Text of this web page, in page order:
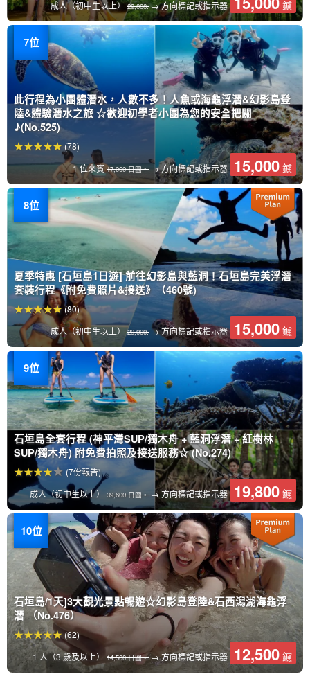
成人（初中生以上）29,000.→ 方向標記或指示器 鑢
此行程為小團體潛水，人數不多！人魚或海龜浮潛&幻影島登
陸&體驗潛水之旅 ☆歡迎初學者小團為您的安全把關
♪(No.525)
1 位來賓17,000 日圓。→ 方向標記或指示器 15,000 鑢
(78)
夏季特惠 [石垣島1日遊] 前往幻影島與藍洞！石垣島完美浮潛
套裝行程《附免費照片&接送》（460號)
成人（初中生以上）29,000. → 方向標記或指示器 15,000 鑢
(80)
石垣島全套行程 (神平灣SUP/獨木舟 + 藍洞浮潛 + 紅樹林
SUP/獨木舟) 附免費拍照及接送服務☆ (No.274)
成人（初中生以上） 39,600 日圓。 → 方向標記或指示器 19,800 鑢
(7份報告)
石垣島/1天]3大觀光景點暢遊☆幻影島登陸&石西潟湖海龜浮
潛 （No.476）
1 人（3 歲及以上） 14,500 日圓。→ 方向標記或指示器 12,500 鑢
(62)